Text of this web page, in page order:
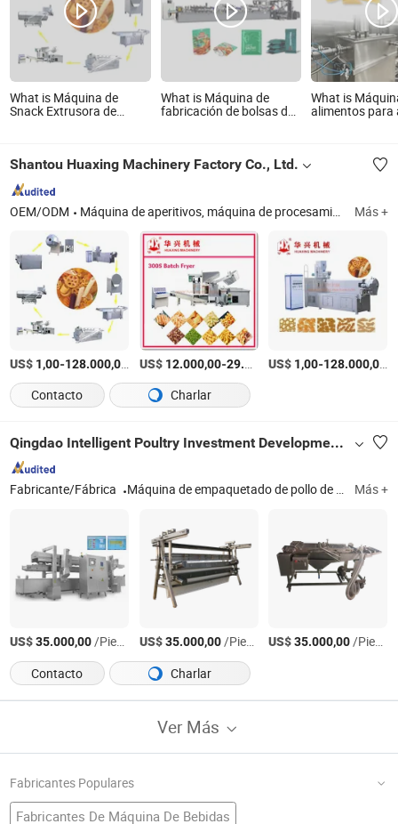
What is Máquina de
Snack Extrusora de
What is Máquina de
fabricación de bolsas de
bolsa para té, fabricación
What is
alimentos para
rollo suizo,
Shantou Huaxing Machinery Factory Co., Ltd.
OEM/ODM Máquina de aperitivos, máquina de procesamiento de alimentos, producción de papas fritas, freidora, secadora, depositador de pasteles, línea de producción de aperitivos inflados, extrusora de un solo tornillo, extrusora de doble tornillo, extrusora de aperitivos en pellets Más +
US$ 1,00-128.000,00 /Set
US$ 12.000,00-29.800,00 /Pieza
US$ 1,00-128.000,00 /
Contacto
Charlar
Qingdao Intelligent Poultry Investment Development Co., Ltd.
Fabricante/Fábrica Máquina de empaquetado de pollo de mesa, sopladores Más +
US$35.000,00/Pieza US$35.000,00/Pieza US$35.000,00/Pieza
Contacto
Charlar
Ver Más
Fabricantes Populares
Fabricantes De Máquina De Bebidas